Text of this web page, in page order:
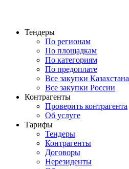
Тендеры
По регионам
По площадкам
По категориям
По предоплате
Все закупки Казахстана
Все закупки России
Контрагенты
Проверить контрагента
Об услуге
Тарифы
Тендеры
Контрагенты
Договоры
Нерезиденты